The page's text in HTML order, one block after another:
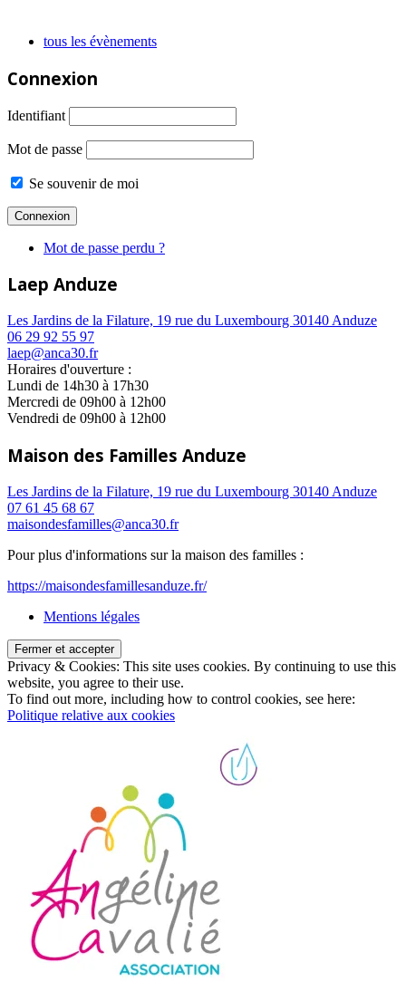
tous les évènements
Connexion
Identifiant
Mot de passe
Se souvenir de moi
Mot de passe perdu ?
Laep Anduze
Les Jardins de la Filature, 19 rue du Luxembourg 30140 Anduze
06 29 92 55 97
laep@anca30.fr
Horaires d'ouverture :
Lundi de 14h30 à 17h30
Mercredi de 09h00 à 12h00
Vendredi de 09h00 à 12h00
Maison des Familles Anduze
Les Jardins de la Filature, 19 rue du Luxembourg 30140 Anduze
07 61 45 68 67
maisondesfamilles@anca30.fr
Pour plus d'informations sur la maison des familles :
https://maisondesfamillesanduze.fr/
Mentions légales
Privacy & Cookies: This site uses cookies. By continuing to use this
website, you agree to their use.
To find out more, including how to control cookies, see here:
Politique relative aux cookies